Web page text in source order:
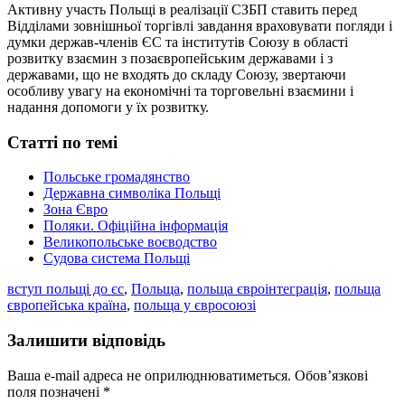
Активну участь Польщі в реалізації СЗБП ставить перед
Відділами зовнішньої торгівлі завдання враховувати погляди і
думки держав-членів ЄС та інститутів Союзу в області
розвитку взаємин з позаєвропейським державами і з
державами, що не входять до складу Союзу, звертаючи
особливу увагу на економічні та торговельні взаємини і
надання допомоги у їх розвитку.
Статті по темі
Польське громадянство
Державна символіка Польщі
Зона Євро
Поляки. Офіційна інформація
Великопольське воєводство
Судова система Польщі
вступ польщі до єс, Польща, польща євроінтеграція, польща
європейська країна, польща у євросоюзі
Залишити відповідь
Ваша e-mail адреса не оприлюднюватиметься. Обов’язкові
поля позначені *